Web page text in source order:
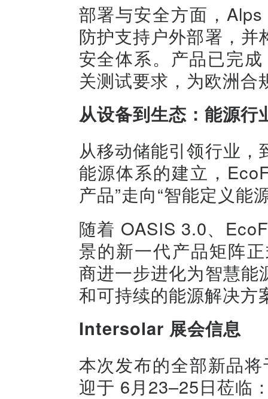
部署与安全方面，
防护支持户外部署，
安全体系。产品已完
关测试要求，为欧洲合
从设备到生态：能源行
从移动储能引领行业
能源体系的建立，
产品”走向“智能定义能
随着 OASIS 3.0、
景的新一代产品矩阵
商进一步进化为智慧
和可持续的能源解决方
Intersolar 展会信息
本次发布的全部新品
迎于 6月23–25日莅临